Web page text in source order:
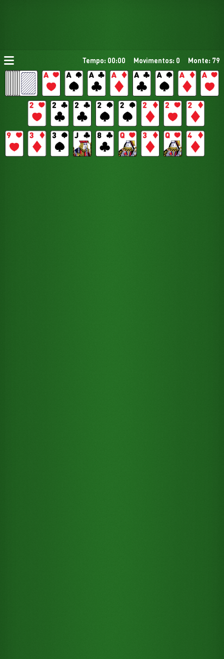
Tempo: 00:00 Movimentos: 0 Monte: 79